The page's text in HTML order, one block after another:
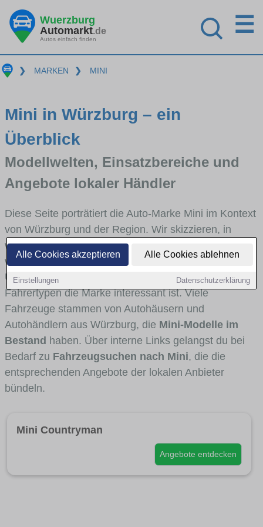
Alle Cookies akzeptieren Alle Cookies ablehnen
Einstellungen Datenschutzerklärung
Wuerzburg
Automarkt.de
Autos einfach finden
☰
❯ MARKEN ❯ MINI
Mini in Würzburg – ein
Überblick
Modellwelten, Einsatzbereiche und
Angebote lokaler Händler
Diese Seite porträtiert die Auto-Marke Mini im Kontext
von Würzburg und der Region. Wir skizzieren, in
welchen Fahrzeugklassen Mini stark vertreten ist,
welche Modellreihen häufig im Stadt- und
Umlandverkehr zu sehen sind und für welche
Fahrertypen die Marke interessant ist. Viele
Fahrzeuge stammen von Autohäusern und
Autohändlern aus Würzburg, die Mini-Modelle im
Bestand haben. Über interne Links gelangst du bei
Bedarf zu Fahrzeugsuchen nach Mini, die die
entsprechenden Angebote der lokalen Anbieter
bündeln.
Mini Countryman
Angebote entdecken